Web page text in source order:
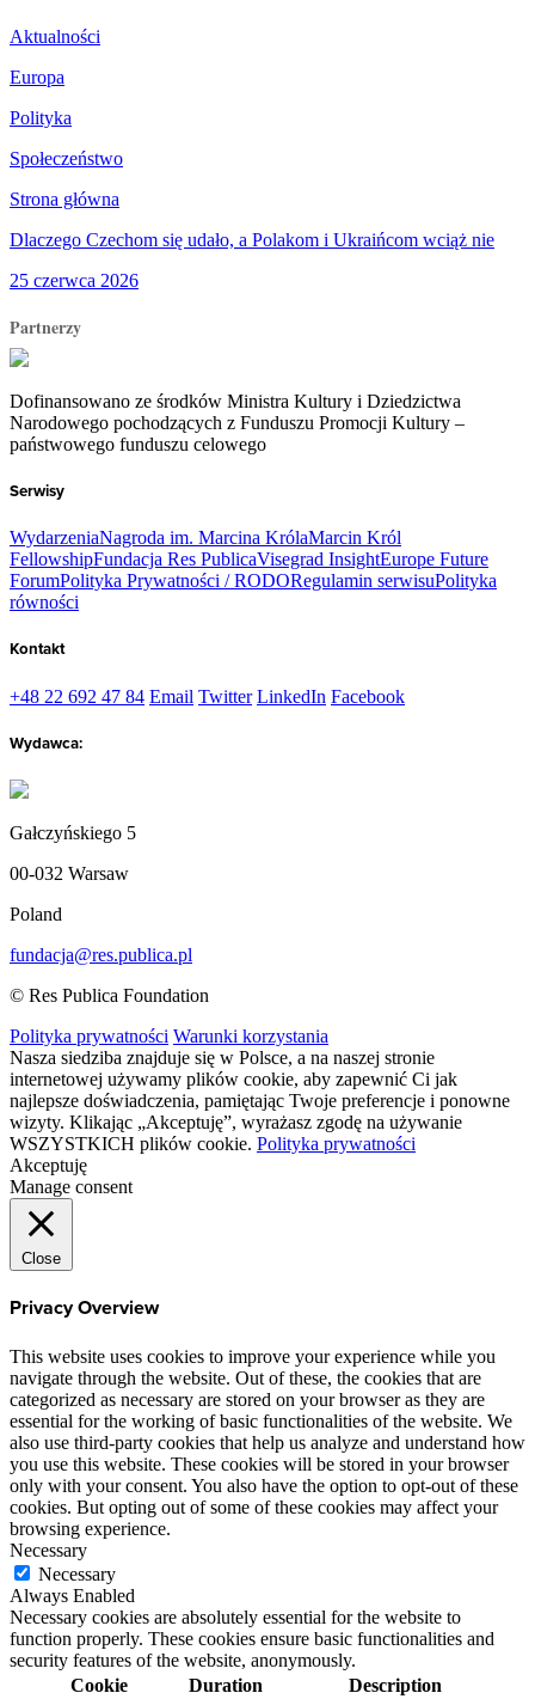
Aktualności
Europa
Polityka
Społeczeństwo
Strona główna
Dlaczego Czechom się udało, a Polakom i Ukraińcom wciąż nie
25 czerwca 2026
Partnerzy
Dofinansowano ze środków Ministra Kultury i Dziedzictwa
Narodowego pochodzących z Funduszu Promocji Kultury –
państwowego funduszu celowego
Serwisy
WydarzeniaNagroda im. Marcina KrólaMarcin Król
FellowshipFundacja Res PublicaVisegrad InsightEurope Future
ForumPolityka Prywatności / RODORegulamin serwisuPolityka
równości
Kontakt
+48 22 692 47 84 Email Twitter LinkedIn Facebook
Wydawca:
Gałczyńskiego 5
00-032 Warsaw
Poland
fundacja@res.publica.pl
© Res Publica Foundation
Polityka prywatności Warunki korzystania
Nasza siedziba znajduje się w Polsce, a na naszej stronie
internetowej używamy plików cookie, aby zapewnić Ci jak
najlepsze doświadczenia, pamiętając Twoje preferencje i ponowne
wizyty. Klikając „Akceptuję”, wyrażasz zgodę na używanie
WSZYSTKICH plików cookie. Polityka prywatności
Akceptuję
Manage consent
Close
Privacy Overview
This website uses cookies to improve your experience while you
navigate through the website. Out of these, the cookies that are
categorized as necessary are stored on your browser as they are
essential for the working of basic functionalities of the website. We
also use third-party cookies that help us analyze and understand how
you use this website. These cookies will be stored in your browser
only with your consent. You also have the option to opt-out of these
cookies. But opting out of some of these cookies may affect your
browsing experience.
Necessary
Necessary
Always Enabled
Necessary cookies are absolutely essential for the website to
function properly. These cookies ensure basic functionalities and
security features of the website, anonymously.
Cookie
Duration Description